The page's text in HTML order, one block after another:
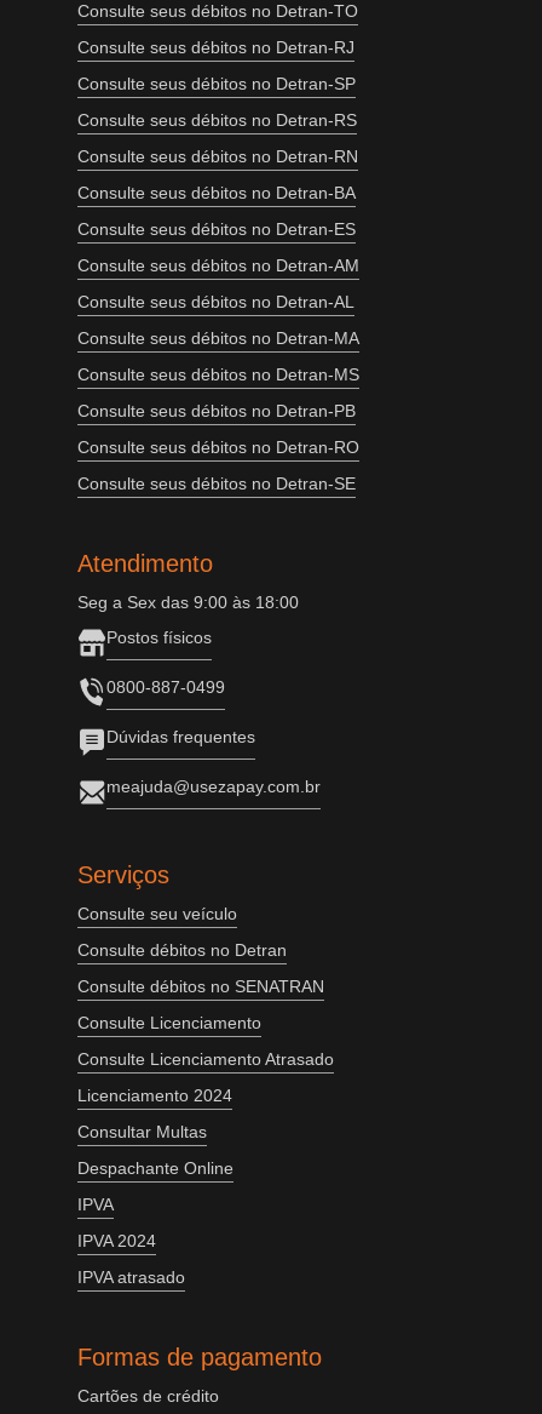
Consulte seus débitos no Detran-TO
Consulte seus débitos no Detran-RJ
Consulte seus débitos no Detran-SP
Consulte seus débitos no Detran-RS
Consulte seus débitos no Detran-RN
Consulte seus débitos no Detran-BA
Consulte seus débitos no Detran-ES
Consulte seus débitos no Detran-AM
Consulte seus débitos no Detran-AL
Consulte seus débitos no Detran-MA
Consulte seus débitos no Detran-MS
Consulte seus débitos no Detran-PB
Consulte seus débitos no Detran-RO
Consulte seus débitos no Detran-SE
Atendimento
Seg a Sex das 9:00 às 18:00
Postos físicos
0800-887-0499
Dúvidas frequentes
meajuda@usezapay.com.br
Serviços
Consulte seu veículo
Consulte débitos no Detran
Consulte débitos no SENATRAN
Consulte Licenciamento
Consulte Licenciamento Atrasado
Licenciamento 2024
Consultar Multas
Despachante Online
IPVA
IPVA 2024
IPVA atrasado
Formas de pagamento
Cartões de crédito